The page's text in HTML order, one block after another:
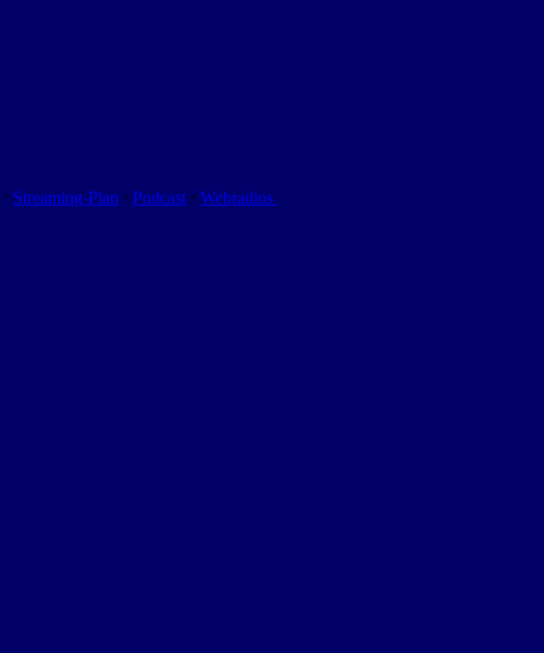
⋅ Streaming-Plan ⋅ Podcast ⋅ Webradios